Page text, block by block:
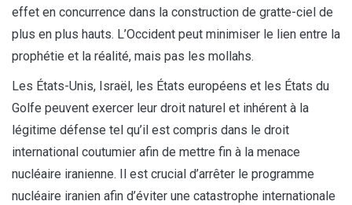
effet en concurrence dans la construction de gratte-ciel de
plus en plus hauts. L’Occident peut minimiser le lien entre la
prophétie et la réalité, mais pas les mollahs.
Les États-Unis, Israël, les États européens et les États du
Golfe peuvent exercer leur droit naturel et inhérent à la
légitime défense tel qu’il est compris dans le droit
international coutumier afin de mettre fin à la menace
nucléaire iranienne. Il est crucial d’arrêter le programme
nucléaire iranien afin d’éviter une catastrophe internationale